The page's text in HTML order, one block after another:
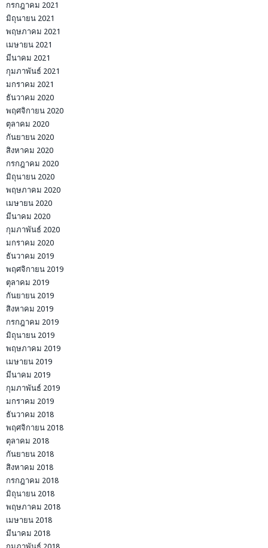
กรกฎาคม 2021
มิถุนายน 2021
พฤษภาคม 2021
เมษายน 2021
มีนาคม 2021
กุมภาพันธ์ 2021
มกราคม 2021
ธันวาคม 2020
พฤศจิกายน 2020
ตุลาคม 2020
กันยายน 2020
สิงหาคม 2020
กรกฎาคม 2020
มิถุนายน 2020
พฤษภาคม 2020
เมษายน 2020
มีนาคม 2020
กุมภาพันธ์ 2020
มกราคม 2020
ธันวาคม 2019
พฤศจิกายน 2019
ตุลาคม 2019
กันยายน 2019
สิงหาคม 2019
กรกฎาคม 2019
มิถุนายน 2019
พฤษภาคม 2019
เมษายน 2019
มีนาคม 2019
กุมภาพันธ์ 2019
มกราคม 2019
ธันวาคม 2018
พฤศจิกายน 2018
ตุลาคม 2018
กันยายน 2018
สิงหาคม 2018
กรกฎาคม 2018
มิถุนายน 2018
พฤษภาคม 2018
เมษายน 2018
มีนาคม 2018